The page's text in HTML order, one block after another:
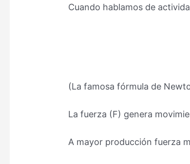
Cuando hablamos de
(La famosa fórmula de
La fuerza (F) genera
A mayor producción fuerza